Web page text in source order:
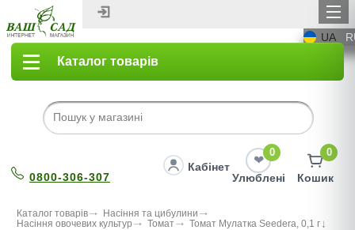
UA
Каталог товарів
0800-306-307
Кабінет
0
Улюблені
0
Кошик
Каталог товарів
Насіння та цибулини
Насіння овочевих культур
Томат Томат Мулатка Seedera, 0,1 г